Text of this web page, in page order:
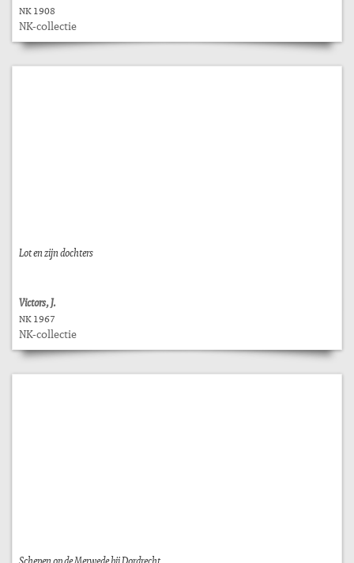
NK 1908
NK-collectie
Lot en zijn dochters
Victors, J.
NK 1967
NK-collectie